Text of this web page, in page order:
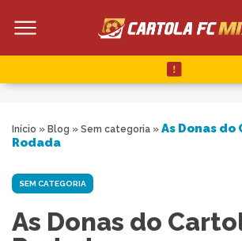
Início » Blog » Sem categoria » As Donas do
Rodada
SEM CATEGORIA
As Donas do